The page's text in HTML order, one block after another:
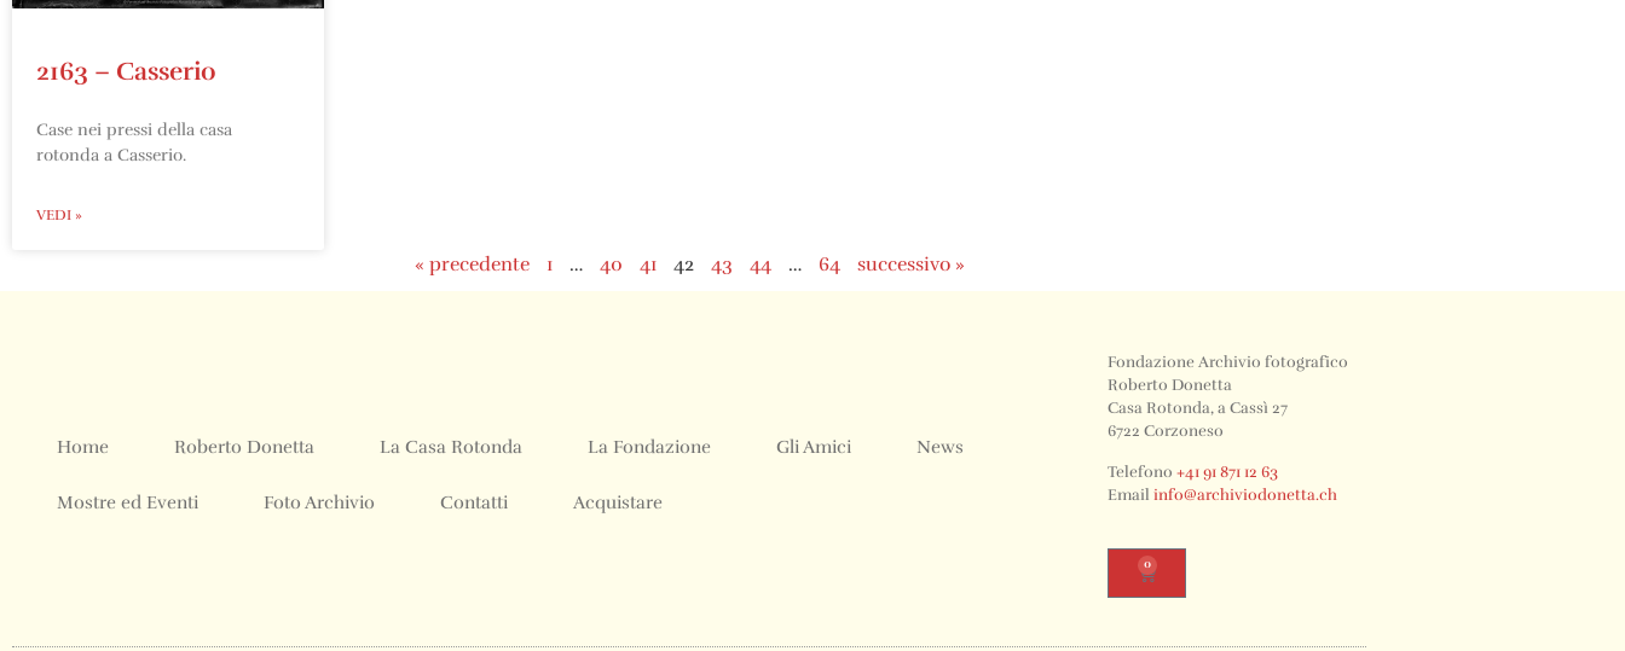
2163 – Casserio
Case nei pressi della casa
rotonda a Casserio.
VEDI »
« precedente 1 … 40 41 42 43 44 … 64 successivo »
Home Roberto Donetta La Casa Rotonda La Fondazione Gli Amici News
Mostre ed Eventi Foto Archivio Contatti Acquistare
Fondazione Archivio fotografico
Roberto Donetta
Casa Rotonda, a Cassì 27
6722 Corzoneso
Telefono +41 91 871 12 63
Email info@archiviodonetta.ch
0